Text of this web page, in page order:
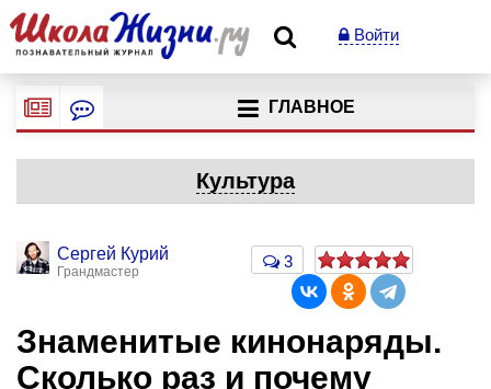
Войти
ГЛАВНОЕ
Культура
Сергей Курий
Грандмастер
3
Знаменитые кинонаряды.
Сколько раз и почему